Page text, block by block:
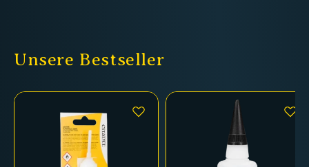
Unsere Bestseller